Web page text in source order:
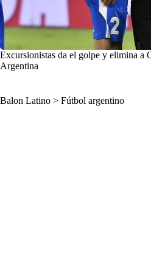
Excursionistas da el golpe y elimina a
Argentina
Balon Latino > Fútbol argentino